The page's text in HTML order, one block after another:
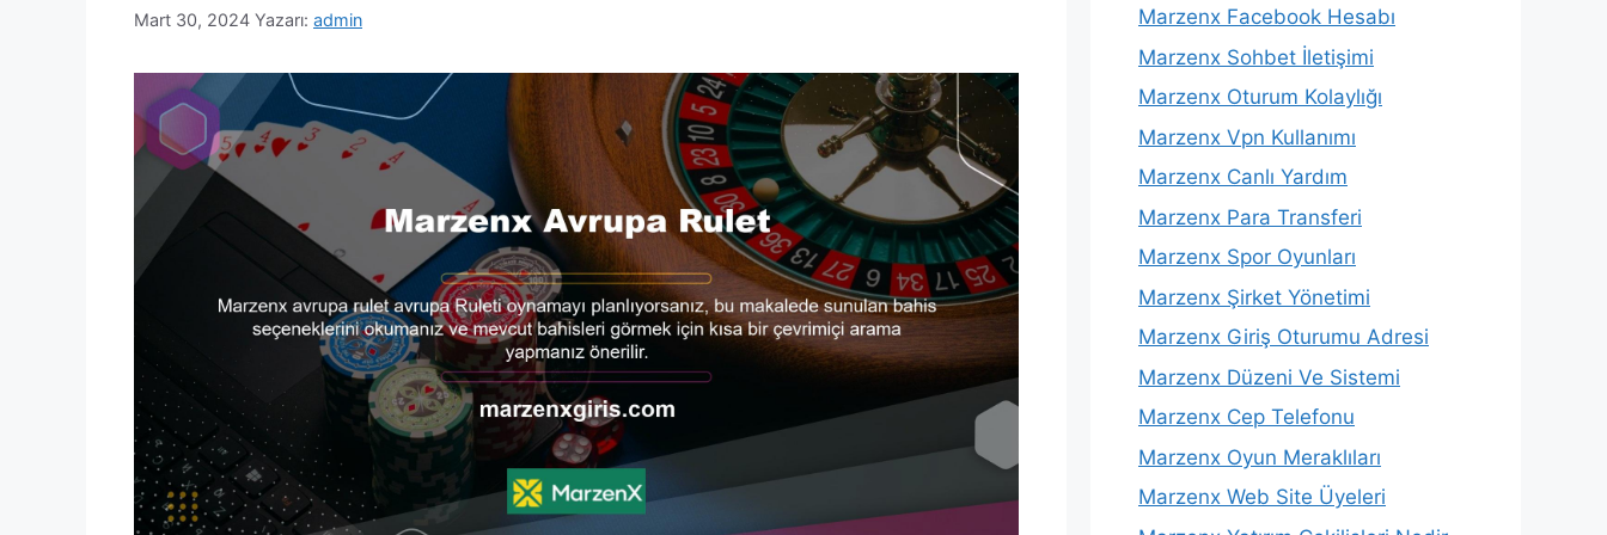
Mart 30, 2024 Yazarı: admin
Marzenx Facebook Hesabı
Marzenx Sohbet İletişimi
Marzenx Oturum Kolaylığı
Marzenx Vpn Kullanımı
Marzenx Canlı Yardım
Marzenx Para Transferi
Marzenx Spor Oyunları
Marzenx Şirket Yönetimi
Marzenx Giriş Oturumu Adresi
Marzenx Düzeni Ve Sistemi
Marzenx Cep Telefonu
Marzenx Oyun Meraklıları
Marzenx Web Site Üyeleri